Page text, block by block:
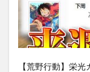
【荒野行動】栄